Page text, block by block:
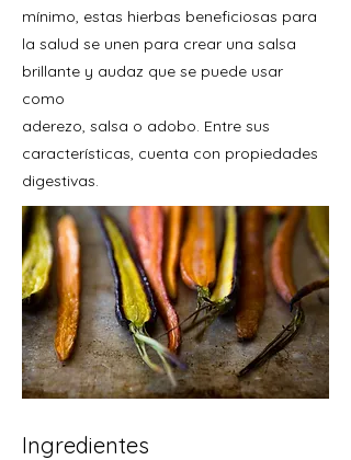
mínimo, estas hierbas beneficiosas para
la salud se unen para crear una salsa
brillante y audaz que se puede usar
como
aderezo, salsa o adobo. Entre sus
características, cuenta con propiedades
digestivas.
Ingredientes